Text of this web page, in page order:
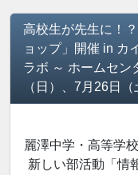
高校生が先生に！
ョップ」開催 in カ
ラボ ～ ホームセ
（日）、7月26日（
麗澤中学・高等学
新しい部活動「情